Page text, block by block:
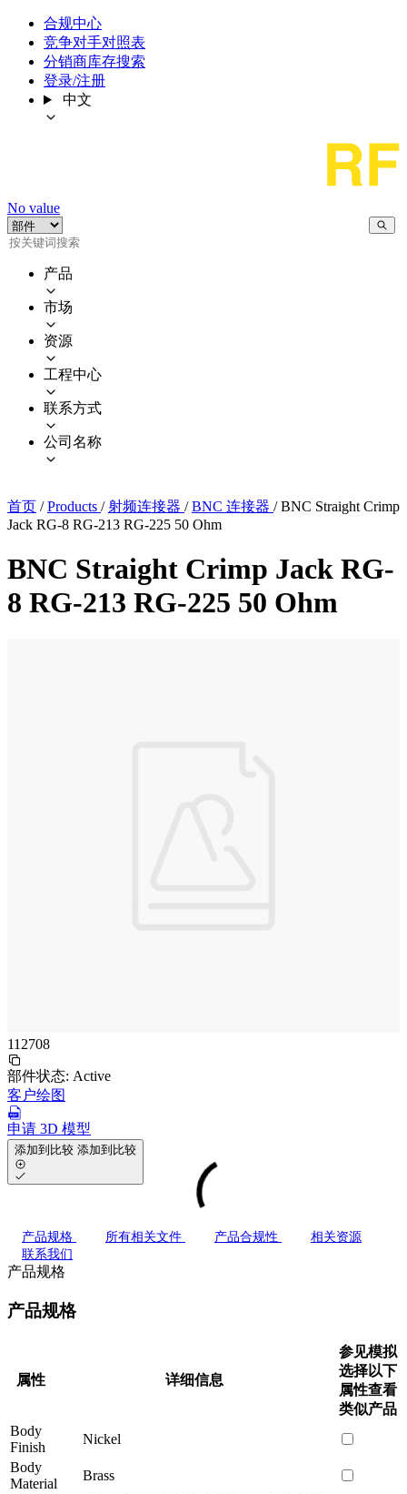
合规中心
竞争对手对照表
分销商库存搜索
登录/注册
中文
No value
产品
市场
资源
工程中心
联系方式
公司名称
首页 / Products / 射频连接器 / BNC 连接器 / BNC Straight Crimp
Jack RG-8 RG-213 RG-225 50 Ohm
BNC Straight Crimp Jack RG-
8 RG-213 RG-225 50 Ohm
112708
部件状态: Active
客户绘图
申请 3D 模型
添加到比较 添加到比较
产品规格 所有相关文件 产品合规性
相关资源
联系我们
产品规格
产品规格
属性 详细信息
参见模拟
选择以下
属性查看
类似产品
Body
Finish
Nickel
Body
Material
Brass